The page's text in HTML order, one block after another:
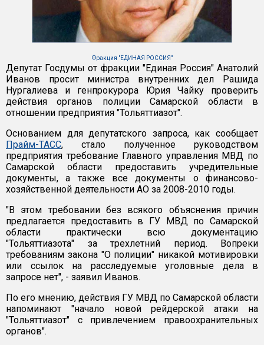
Фракция "ЕДИНАЯ РОССИЯ"
Депутат Госдумы от фракции "Единая Россия" Анатолий
Иванов просит министра внутренних дел Рашида
Нургалиева и генпрокурора Юрия Чайку проверить
действия органов полиции Самарской области в
отношении предприятия "Тольяттиазот".
Основанием для депутатского запроса, как сообщает
Прайм-ТАСС, стало полученное руководством
предприятия требование Главного управления МВД по
Самарской области предоставить учредительные
документы, а также все документы о финансово-
хозяйственной деятельности АО за 2008-2010 годы.
"В этом требовании без всякого объяснения причин
предлагается предоставить в ГУ МВД по Самарской
области практически всю документацию
"Тольяттиазота" за трехлетний период. Вопреки
требованиям закона "О полиции" никакой мотивировки
или ссылок на расследуемые уголовные дела в
запросе нет", - заявил Иванов.
По его мнению, действия ГУ МВД по Самарской области
напоминают "начало новой рейдерской атаки на
"Тольяттиазот" с привлечением правоохранительных
органов".